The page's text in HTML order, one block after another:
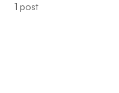
1 post